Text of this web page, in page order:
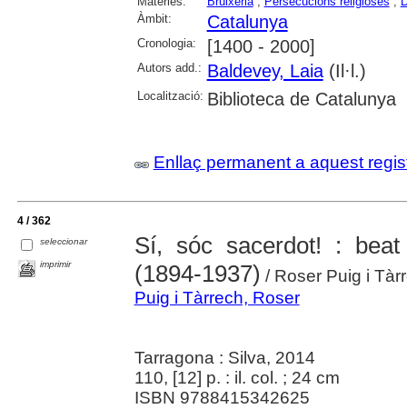
Àmbit:
Catalunya
Cronologia: [1400 - 2000]
Autors add.: Baldevey, Laia(Il·l.)
Localització: Biblioteca de Catalunya
Enllaç permanent a aquest
4 / 362
seleccionar
imprimir
Sí, sóc sacerdot! :
(1894-1937) / Roser Puig i
Puig i Tàrrech, Roser
Tarragona : Silva, 2014
110, [12] p. : il. col. ; 24 cm
ISBN 9788415342625